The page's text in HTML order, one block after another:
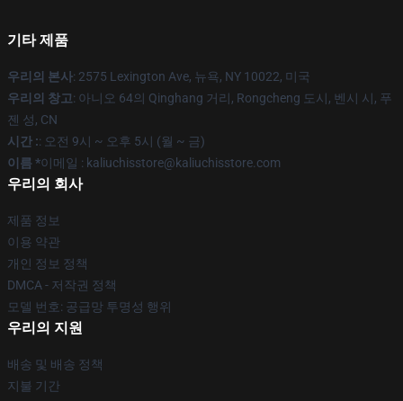
기타 제품
우리의 본사: 2575 Lexington Ave, 뉴욕, NY 10022, 미국
우리의 창고: 아니오 64의 Qinghang 거리, Rongcheng 도시, 벤시 시, 푸
젠 성, CN
시간 :: 오전 9시 ~ 오후 5시 (월 ~ 금)
이름 *이메일 : kaliuchisstore@kaliuchisstore.com
우리의 회사
제품 정보
이용 약관
개인 정보 정책
DMCA - 저작권 정책
모델 번호: 공급망 투명성 행위
우리의 지원
배송 및 배송 정책
지불 기간